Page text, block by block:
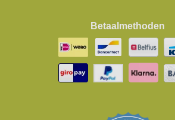
Betaalmethoden